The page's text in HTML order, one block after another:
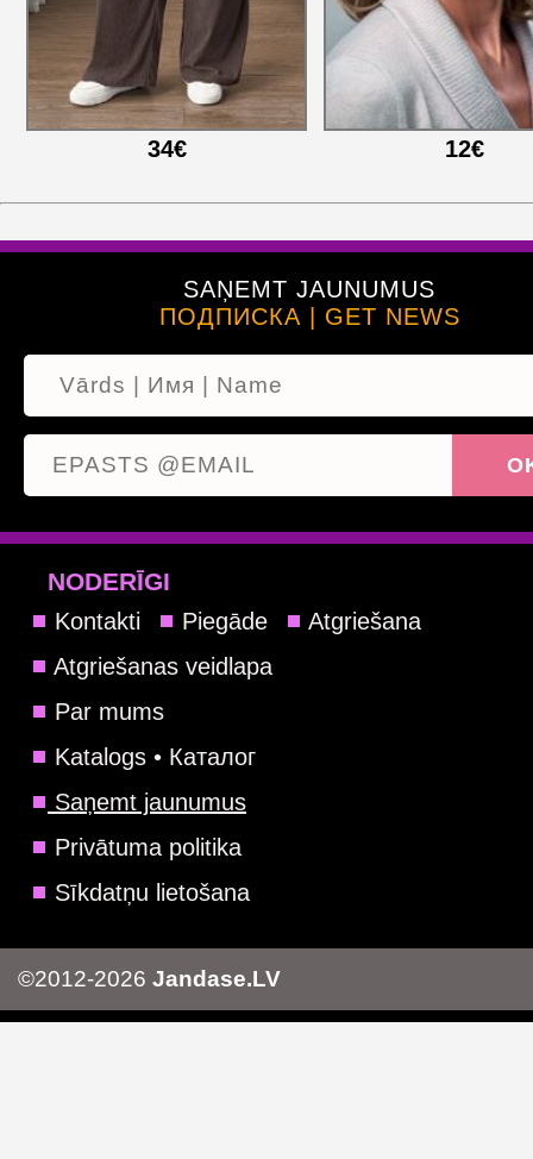
34€ 12€
SAŅEMT JAUNUMUS
ПОДПИСКА | GET NEWS
NODERĪGI
Kontakti Piegāde
Atgriešana
Atgriešanas veidlapa
Par mums
Katalogs • Каталог
Saņemt jaunumus
Privātuma politika
Sīkdatņu lietošana
©2012-2026 Jandase.LV